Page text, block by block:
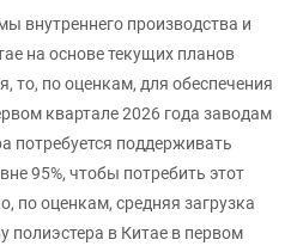
внутреннего производства и
на основе текущих планов
то, по оценкам, для обеспечения
квартале 2026 года заводам
потребуется поддерживать
95%, чтобы потребить этот
по оценкам, средняя загрузка
полиэстера в Китае в первом